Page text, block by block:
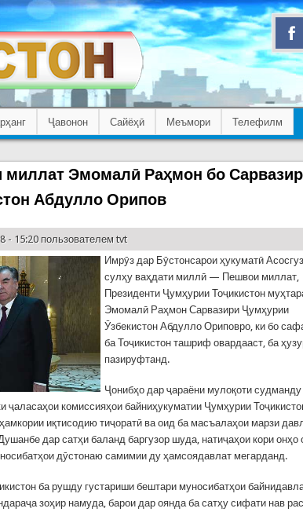
Ҷавонон Сайёҳӣ Меъмори Телефилм
Эмомалӣ Раҳмон бо
Абдулло Орипов
- 15:20 пользователемtvt
Имрӯз дар Бӯстонсарои ҳукуматӣ
сулҳу ваҳдати миллӣ — Пешвои миллат,
Президенти Ҷумҳурии Тоҷикистон
Эмомалӣ Раҳмон Сарвазири Ҷумҳурии
Ӯзбекистон Абдулло Ориповро, ки бо
ба Тоҷикистон ташриф овардааст, ба
пазируфтанд.
Ҷонибҳо дар ҷараёни мулоқоти
ҷаласаҳои комиссияҳои байниҳукуматии Ҷумҳурии
иқтисодию тиҷоратӣ ва оид ба масъалаҳои марзи
дар сатҳи баланд баргузор шуда, натиҷаҳои кори онҳо
дӯстонаю самимии ду ҳамсоядавлат мегарданд.
ба рушду густариши бештари муносибатҳои
зоҳир намуда, барои дар оянда ба сатҳу сифати нав